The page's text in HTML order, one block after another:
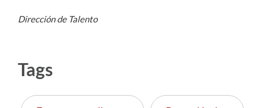
Dirección de Talento
Tags